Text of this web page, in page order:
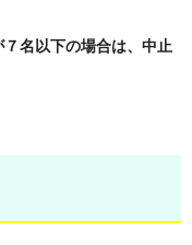
名以下の場合は、中止